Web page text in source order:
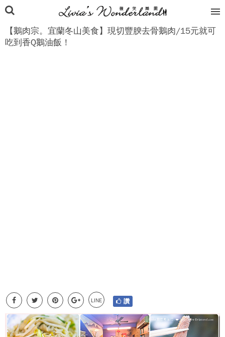
【鵝肉宗。宜蘭冬山美食】現切豐腴去骨鵝肉/15元就可
吃到香Q鵝油飯！
LINE 讚